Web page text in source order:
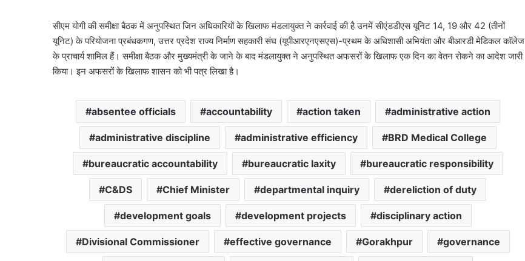
सीएम योगी की समीक्षा बैठक में अनुपस्थित जिन अधिकारियों के खिलाफ मंडलायुक्त ने कार्रवाई की है उनमें सीएंडडीएस यूनिट 14, 19 और 42 (तीनों
यूनिट) के परियोजना प्रबंधकगण, उत्तर प्रदेश राज्य निर्माण सहकारी संघ (यूपीआरएनएसएस)-प्रथम के अधिशासी अभियंता और बीआरडी मेडिकल कॉलेज
के प्राचार्य शामिल हैं। समीक्षा बैठक और मुख्यमंत्री के जाने के बाद मंडलायुक्त ने अनुपस्थित अफसरों के खिलाफ एक दिन का वेतन रोकने का आदेश जारी
किया। इन अफसरों के खिलाफ शासन को भी पत्र लिखा है।
absentee officials accountability action taken administrative action
administrative discipline administrative efficiency BRD Medical College
bureaucratic accountability bureaucratic laxity bureaucratic responsibility
C&DS Chief Minister departmental inquiry dereliction of duty
development goals development projects disciplinary action
Divisional Commissioner effective governance Gorakhpur governance